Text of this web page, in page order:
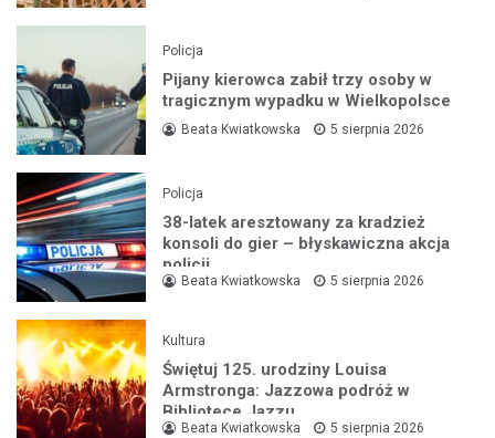
Policja
Pijany kierowca zabił trzy osoby w
tragicznym wypadku w Wielkopolsce
Beata Kwiatkowska 5 sierpnia 2026
Policja
38-latek aresztowany za kradzież
konsoli do gier – błyskawiczna akcja
policji
Beata Kwiatkowska 5 sierpnia 2026
Kultura
Świętuj 125. urodziny Louisa
Armstronga: Jazzowa podróż w
Bibliotece Jazzu
Beata Kwiatkowska 5 sierpnia 2026